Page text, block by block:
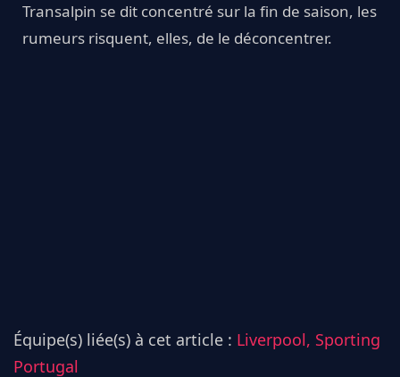
Transalpin se dit concentré sur la fin de saison, les
rumeurs risquent, elles, de le déconcentrer.
Équipe(s) liée(s) à cet article : Liverpool, Sporting
Portugal